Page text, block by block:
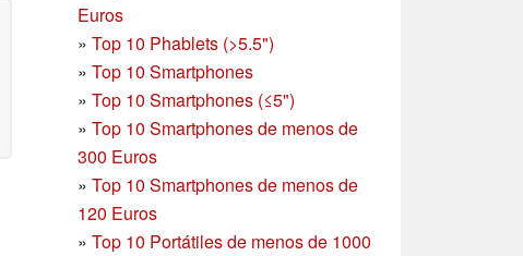
Euros
» Top 10 Phablets (>5.5")
» Top 10 Smartphones
» Top 10 Smartphones (≤5")
» Top 10 Smartphones de menos de
300 Euros
» Top 10 Smartphonesde menos de
120 Euros
» Top 10 Portátiles de menos de 1000